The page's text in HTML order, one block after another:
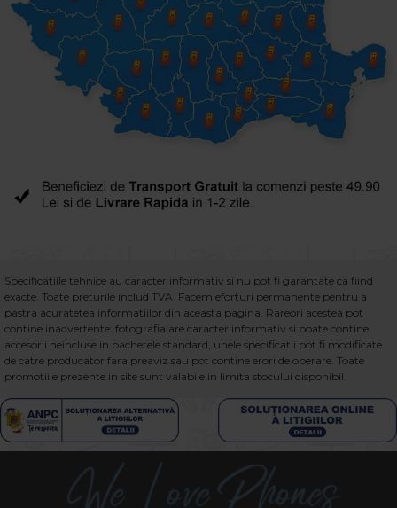
Specificatiile tehnice au caracter informativ si nu pot fi garantate ca fiind
exacte. Toate preturile includ TVA. Facem eforturi permanente pentru a
pastra acuratetea informatiilor din aceasta pagina. Rareori acestea pot
contine inadvertente: fotografia are caracter informativ si poate contine
accesorii neincluse in pachetele standard, unele specificatii pot fi modificate
de catre producator fara preaviz sau pot contine erori de operare. Toate
promotiile prezente in site sunt valabile in limita stocului disponibil.